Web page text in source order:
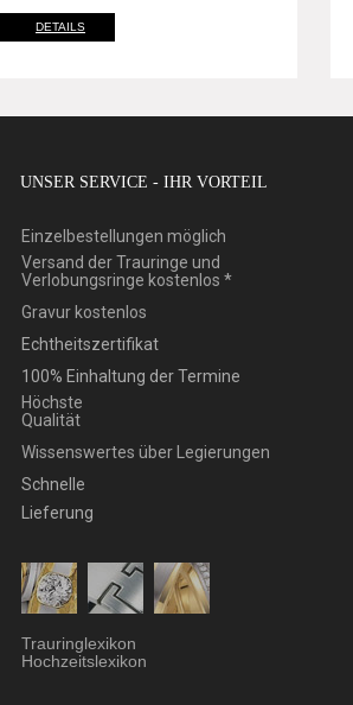
DETAILS
UNSER SERVICE - IHR VORTEIL
Einzelbestellungen möglich
Versand der Trauringe und
Verlobungsringe kostenlos *
Gravur kostenlos
Echtheitszertifikat
100% Einhaltung der Termine
Höchste
Qualität
Wissenswertes über Legierungen
Schnelle
Lieferung
Trauringlexikon
Hochzeitslexikon